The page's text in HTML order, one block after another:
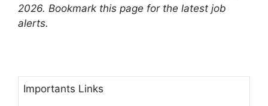
2026. Bookmark this page for the latest job
alerts.
Importants Links